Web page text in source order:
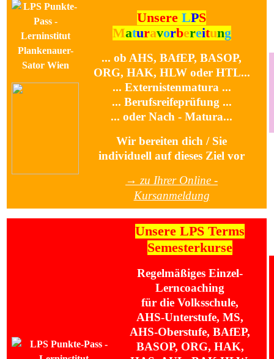
Unsere LPS
Maturavorbereitung
... ob AHS, BAfEP, BASOP,
ORG, HAK, HLW oder HTL...
... Externistenmatura ...
... Berufsreifeprüfung ...
... oder Nach - Matura...
Wir bereiten dich / Sie
individuell auf dieses Ziel vor
→ zu Ihrer Online -
Kursanmeldung
Unsere LPS Terms
Semesterkurse
Regelmäßiges Einzel-
Lerncoaching
für die Volksschule,
AHS-Unterstufe, MS,
AHS-Oberstufe, BAfEP,
BASOP, ORG, HAK,